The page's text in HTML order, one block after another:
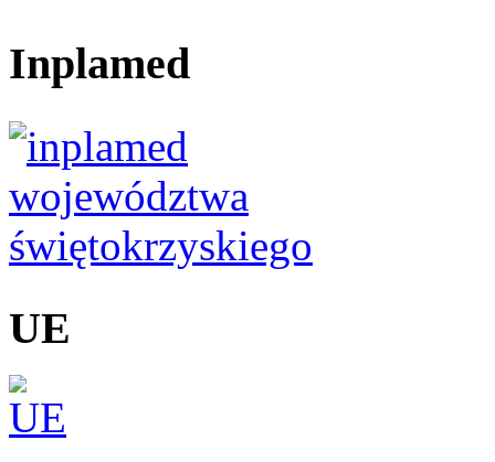
Inplamed
UE